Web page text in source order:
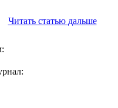
Читать статью дальше